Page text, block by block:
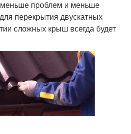
проблем и меньше
перекрытия двускатных
сложных крыш всегда будет